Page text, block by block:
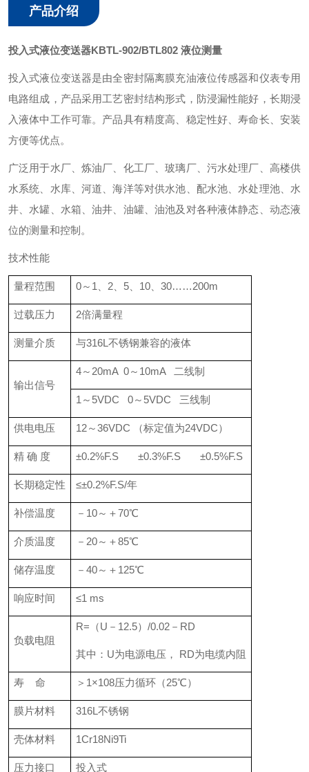
产品介绍
投入式液位变送器KBTL-902/BTL802 液位测量
投入式液位变送器是由全密封隔离膜充油液位传感器和仪表专用
电路组成，产品采用工艺密封结构形式，防浸漏性能好，长期浸
入液体中工作可靠。产品具有精度高、稳定性好、寿命长、安装
方便等优点。
广泛用于水厂、炼油厂、化工厂、玻璃厂、污水处理厂、高楼供
水系统、水库、河道、海洋等对供水池、配水池、水处理池、水
井、水罐、水箱、油井、油罐、油池及对各种液体静态、动态液
位的测量和控制。
技术性能
量程范围 0～1、2、5、10、30……200m
过载压力 2倍满量程
测量介质 与316L不锈钢兼容的液体
输出信号
4～20mA 0～10mA 二线制
1～5VDC 0～5VDC 三线制
供电电压 12～36VDC （标定值为24VDC）
精 确 度 ±0.2%F.S ±0.3%F.S ±0.5%F.S
长期稳定性 ≤±0.2%F.S/年
补偿温度 －10～＋70℃
介质温度 －20～＋85℃
储存温度 －40～＋125℃
响应时间 ≤1 ms
负载电阻
R=（U－12.5）/0.02－RD
其中：U为电源电压， RD为电缆内阻
寿 命 ＞1×108压力循环（25℃）
膜片材料 316L不锈钢
壳体材料 1Cr18Ni9Ti
压力接口 投入式